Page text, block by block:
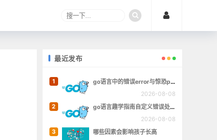
最近发布
1
go语言中的错误error与惊恐panic
2026-08-08
2
go语言趣学指南自定义错误处理章的完整例子
2026-08-08
3
哪些因素会影响孩子长高